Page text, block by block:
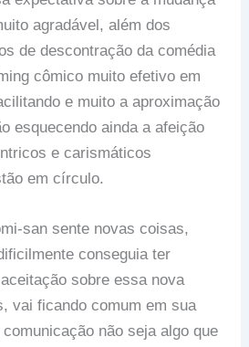
agradável, além dos
de descontração da comédia
cômico muito efetivo em
e muito a aproximação
esquecendo ainda a afeição
e carismáticos
em círculo.
san sente novas coisas,
conseguia ter
sobre essa nova
vai ficando comum em sua
não seja algo que